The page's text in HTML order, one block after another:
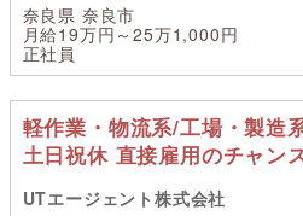
奈良県 奈良市
月給19万円～25万1,000円
正社員
軽作業・物流系/工場・製造
土日祝休 直接雇用のチャン
UTエージェント株式会社